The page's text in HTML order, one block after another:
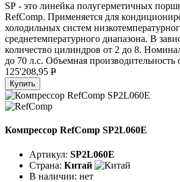
SР - это линейка полугерметичных
RefComp. Применяется для
холодильных систем
среднетемпературного диапазона. В
количество цилиндров от 2 до 8.
до 70 л.с. Объемная производительность
125'208,95 P
Купить
Компрессор RefComp SP2L060E
Артикул: SP2L060E
Страна: Китай
В наличии: нет